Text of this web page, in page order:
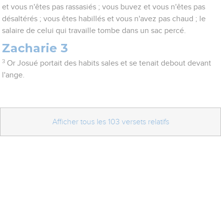
et vous n'êtes pas rassasiés ; vous buvez et vous n'êtes pas
désaltérés ; vous êtes habillés et vous n'avez pas chaud ; le
salaire de celui qui travaille tombe dans un sac percé.
Zacharie 3
3 Or Josué portait des habits sales et se tenait debout devant
l'ange.
Afficher tous les 103 versets relatifs